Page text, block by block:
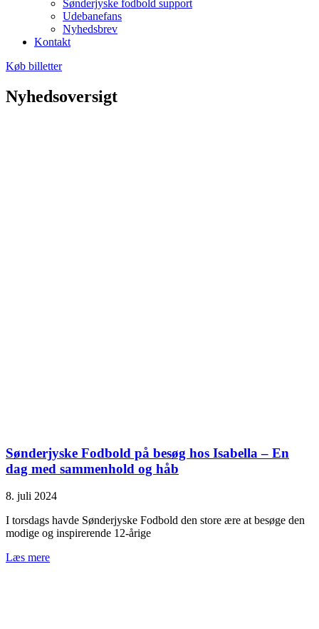
Sønderjyske fodbold support
Udebanefans
Nyhedsbrev
Kontakt
Køb billetter
Nyhedsoversigt
Sønderjyske Fodbold på besøg hos Isabella – En
dag med sammenhold og håb
8. juli 2024
I torsdags havde Sønderjyske Fodbold den store ære at besøge den
modige og inspirerende 12-årige
Læs mere